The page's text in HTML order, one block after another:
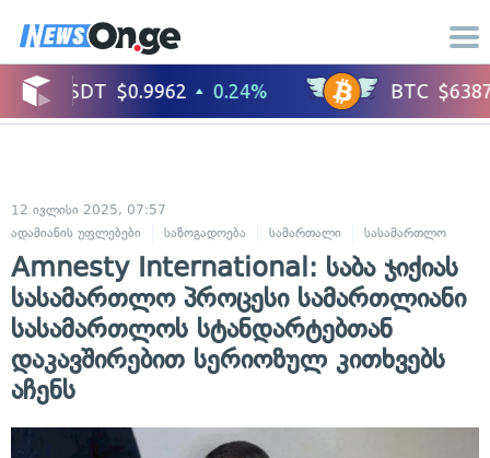
12 ივლისი 2025, 07:57
ადამიანის უფლებები
საზოგადოება სამართალი სასამართლო
Amnesty International: საბა ჯიქიას
სასამართლო პროცესი სამართლიანი
სასამართლოს სტანდარტებთან
დაკავშირებით სერიოზულ კითხვებს
აჩენს